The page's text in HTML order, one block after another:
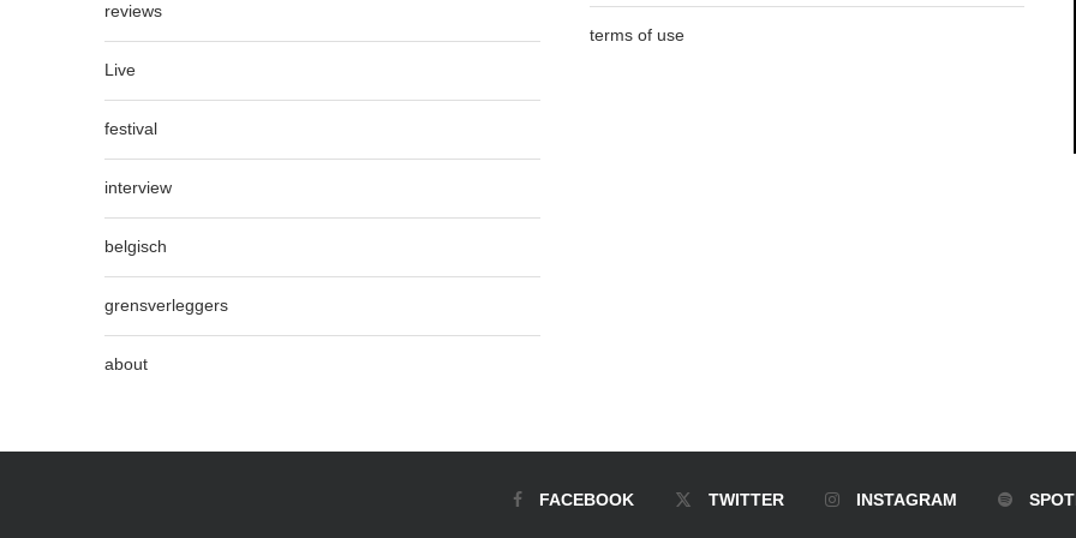
reviews
Live
festival
interview
belgisch
grensverleggers
about
terms of use
FACEBOOK TWITTER INSTAGRAM